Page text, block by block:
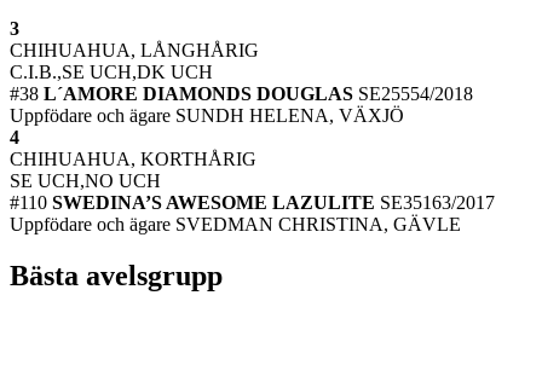
3
CHIHUAHUA, LÅNGHÅRIG
C.I.B.,SE UCH,DK UCH
#38 L´AMORE DIAMONDS DOUGLAS SE25554/2018
Uppfödare och ägare SUNDH HELENA, VÄXJÖ
4
CHIHUAHUA, KORTHÅRIG
SE UCH,NO UCH
#110 SWEDINA’S AWESOME LAZULITE SE35163/2017
Uppfödare och ägare SVEDMAN CHRISTINA, GÄVLE
Bästa avelsgrupp